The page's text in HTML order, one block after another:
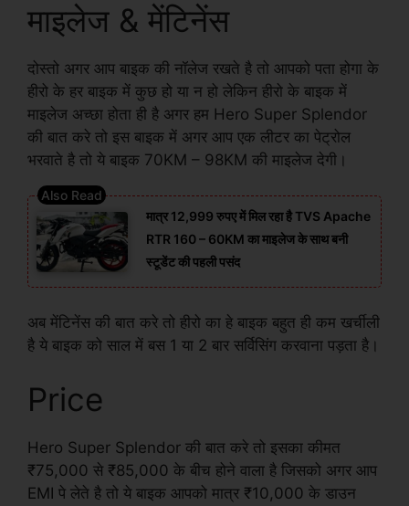
माइलेज & मेंटिनेंस
दोस्तो अगर आप बाइक की नॉलेज रखते है तो आपको पता होगा के
हीरो के हर बाइक में कुछ हो या न हो लेकिन हीरो के बाइक में
माइलेज अच्छा होता ही है अगर हम Hero Super Splendor
की बात करे तो इस बाइक में अगर आप एक लीटर का पेट्रोल
भरवाते है तो ये बाइक 70KM – 98KM की माइलेज देगी।
मात्र 12,999 रुपए में मिल रहा है TVS Apache
RTR 160 – 60KM का माइलेज के साथ बनी
स्टूडेंट की पहली पसंद
अब मेंटिनेंस की बात करे तो हीरो का हे बाइक बहुत ही कम खर्चीली
है ये बाइक को साल में बस 1 या 2 बार सर्विसिंग करवाना पड़ता है।
Price
Hero Super Splendor की बात करे तो इसका कीमत
₹75,000 से ₹85,000 के बीच होने वाला है जिसको अगर आप
EMI पे लेते है तो ये बाइक आपको मात्र ₹10,000 के डाउन